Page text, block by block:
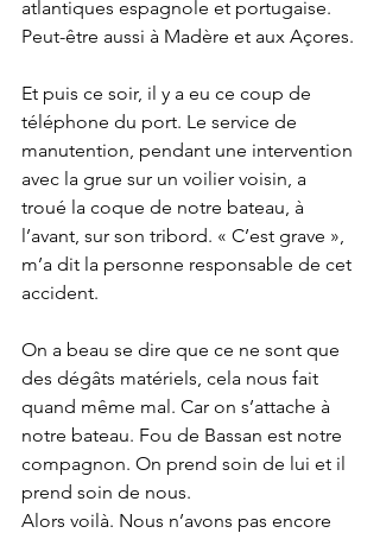
atlantiques espagnole et portugaise.
Peut-être aussi à Madère et aux Açores.
Et puis ce soir, il y a eu ce coup de
téléphone du port. Le service de
manutention, pendant une intervention
avec la grue sur un voilier voisin, a
troué la coque de notre bateau, à
l’avant, sur son tribord. « C’est grave »,
m’a dit la personne responsable de cet
accident.
On a beau se dire que ce ne sont que
des dégâts matériels, cela nous fait
quand même mal. Car on s’attache à
notre bateau. Fou de Bassan est notre
compagnon. On prend soin de lui et il
prend soin de nous.
Alors voilà. Nous n’avons pas encore